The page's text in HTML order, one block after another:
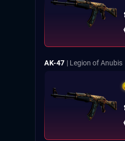
AK-47 | Legion of Anubis